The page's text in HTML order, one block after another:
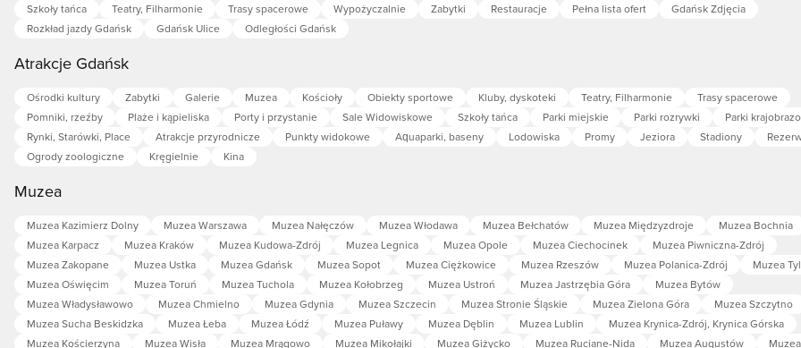
Szkoły tańca
Teatry, Filharmonie Trasy spacerowe Wypożyczalnie Zabytki Restauracje Pełna lista ofert
Gdańsk Zdjęcia
Rozkład jazdy Gdańsk
Gdańsk Ulice Odległości Gdańsk
Atrakcje Gdańsk
Ośrodki kultury Zabytki Galerie Muzea Kościoły Obiekty sportowe Kluby, dyskoteki Teatry, Filharmonie
Trasy spacerowe
Pomniki, rzeźby
Plaże i kąpieliska Porty i przystanie Sale Widowiskowe Szkoły tańca Parki miejskie Parki rozrywki
Parki
Rynki, Starówki, Place
Atrakcje przyrodnicze Punkty widokowe Aquaparki, baseny Lodowiska Promy Jeziora Stadiony
Ogrody zoologiczne
Kręgielnie Kina
Muzea
Muzea Kazimierz Dolny Muzea Warszawa Muzea Nałęczów Muzea Włodawa Muzea Bełchatów Muzea Międzyzdroje
Muzea Bochnia
Muzea Karpacz
Muzea Kraków Muzea Kudowa-Zdrój Muzea Legnica Muzea Opole Muzea Ciechocinek
Muzea Piwniczna-Zdrój
Muzea Zakopane
Muzea Ustka Muzea Gdańsk Muzea Sopot Muzea Ciężkowice Muzea Rzeszów Muzea Polanica-Zdrój
Muzea
Muzea Oświęcim
Muzea Toruń Muzea Tuchola Muzea Kołobrzeg Muzea Ustroń Muzea Jastrzębia Góra
Muzea Bytów
Muzea Władysławowo
Muzea Chmielno Muzea Gdynia Muzea Szczecin Muzea Stronie Śląskie Muzea Zielona Góra
Muzea Szczytno
Muzea Sucha Beskidzka
Muzea Łeba Muzea Łódź Muzea Puławy Muzea Dęblin Muzea Lublin
Muzea Krynica-Zdrój, Krynica Górska
Muzea Kościerzyna
Muzea Wisła Muzea Mrągowo Muzea Mikołajki Muzea Giżycko Muzea Ruciane-Nida Muzea Augustów